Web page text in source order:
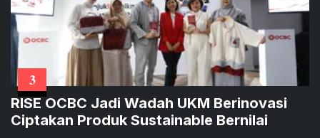
3
RISE OCBC Jadi Wadah UKM Berinovasi
Ciptakan Produk Sustainable Bernilai